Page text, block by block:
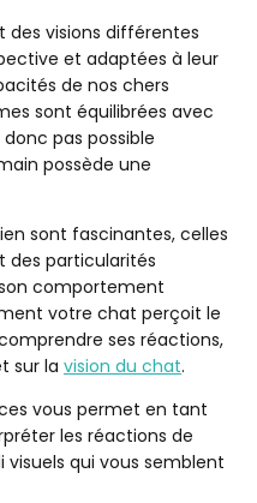
des visions différentes
et adaptées à leur
de nos chers
sont équilibrées avec
donc pas possible
possède une
sont fascinantes, celles
particularités
comportement
votre chat perçoit le
ses réactions,
sur la vision du chat.
vous permet en tant
les réactions de
qui vous semblent